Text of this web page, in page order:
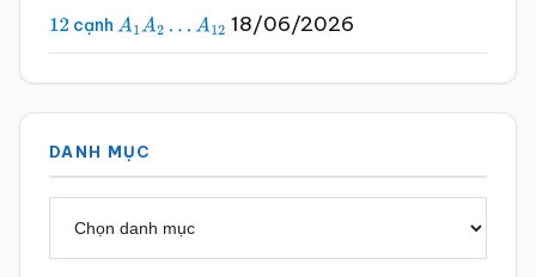
12 cạnh A1A2…A 12 18/06/2026
DANH MỤC